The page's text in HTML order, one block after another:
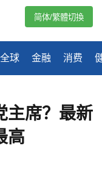
全球 金融 消费
简体/繁體切換
主席？最新
高